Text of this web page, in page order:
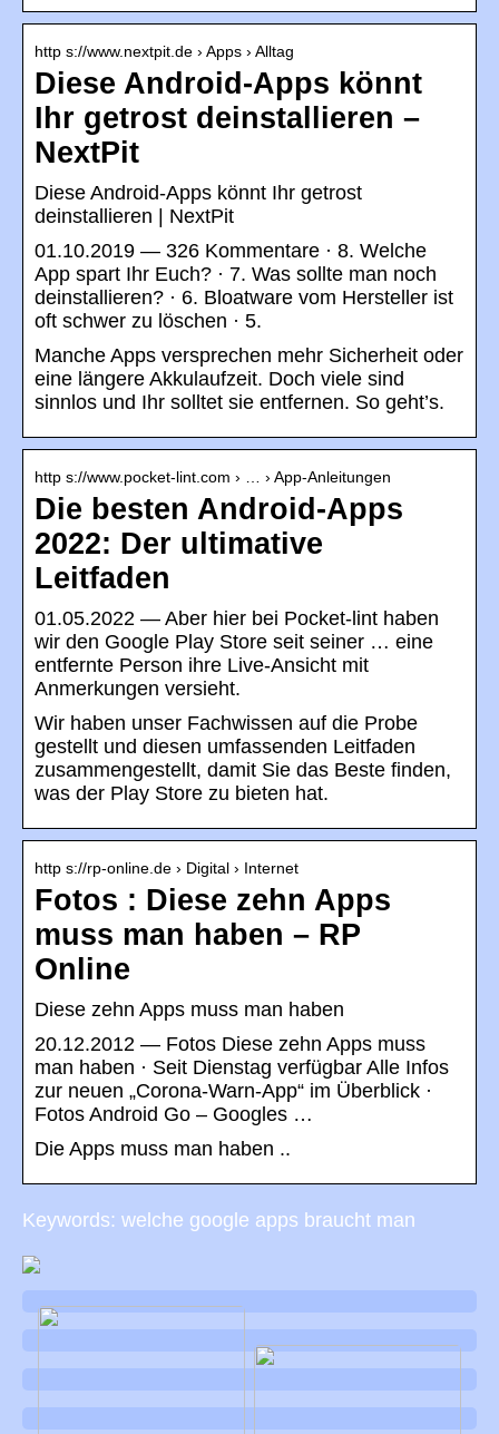
http s://www.nextpit.de › Apps › Alltag
Diese Android-Apps könnt
Ihr getrost deinstallieren –
NextPit
Diese Android-Apps könnt Ihr getrost
deinstallieren | NextPit
01.10.2019 — 326 Kommentare · 8. Welche
App spart Ihr Euch? · 7. Was sollte man noch
deinstallieren? · 6. Bloatware vom Hersteller ist
oft schwer zu löschen · 5.
Manche Apps versprechen mehr Sicherheit oder
eine längere Akkulaufzeit. Doch viele sind
sinnlos und Ihr solltet sie entfernen. So geht’s.
http s://www.pocket-lint.com › … › App-Anleitungen
Die besten Android-Apps
2022: Der ultimative
Leitfaden
01.05.2022 — Aber hier bei Pocket-lint haben
wir den Google Play Store seit seiner … eine
entfernte Person ihre Live-Ansicht mit
Anmerkungen versieht.
Wir haben unser Fachwissen auf die Probe
gestellt und diesen umfassenden Leitfaden
zusammengestellt, damit Sie das Beste finden,
was der Play Store zu bieten hat.
http s://rp-online.de › Digital › Internet
Fotos : Diese zehn Apps
muss man haben – RP
Online
Diese zehn Apps muss man haben
20.12.2012 — Fotos Diese zehn Apps muss
man haben · Seit Dienstag verfügbar Alle Infos
zur neuen „Corona-Warn-App“ im Überblick ·
Fotos Android Go – Googles …
Die Apps muss man haben ..
Keywords: welche google apps braucht man